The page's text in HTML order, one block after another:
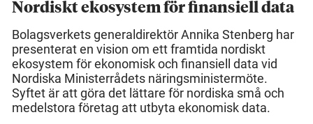
Nordiskt ekosystem för finansiell data
Bolagsverkets generaldirektör Annika Stenberg har
presenterat en vision om ett framtida nordiskt
ekosystem för ekonomisk och finansiell data vid
Nordiska Ministerrådets näringsministermöte.
Syftet är att göra det lättare för nordiska små och
medelstora företag att utbyta ekonomisk data.